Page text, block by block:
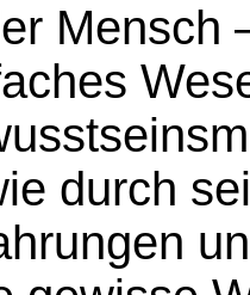
Mensch
durch